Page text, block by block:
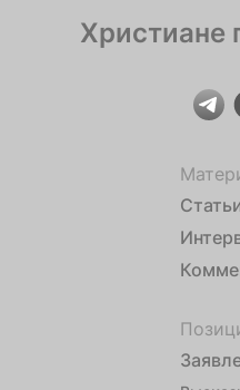
Христиане